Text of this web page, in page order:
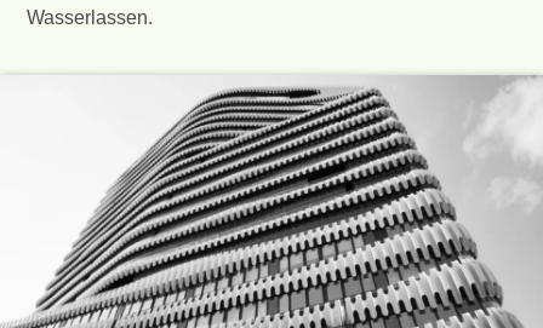
Wasserlassen.